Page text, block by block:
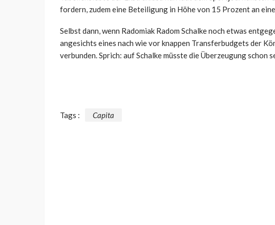
fordern, zudem eine Beteiligung in Höhe von 15 Prozent an
Selbst dann, wenn Radomiak Radom Schalke noch etwas
angesichts eines nach wie vor knappen Transferbudgets der
verbunden. Sprich: auf Schalke müsste die Überzeugung
Tags : Capita